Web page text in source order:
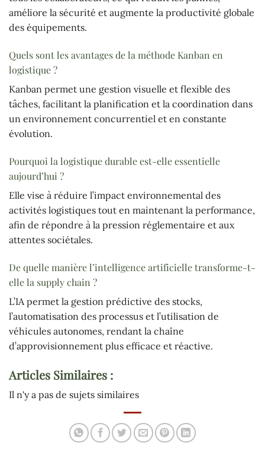
améliore la sécurité et augmente la productivité globale
des équipements.
Quels sont les avantages de la méthode Kanban en
logistique ?
Kanban permet une gestion visuelle et flexible des
tâches, facilitant la planification et la coordination dans
un environnement concurrentiel et en constante
évolution.
Pourquoi la logistique durable est-elle essentielle
aujourd’hui ?
Elle vise à réduire l’impact environnemental des
activités logistiques tout en maintenant la performance,
afin de répondre à la pression réglementaire et aux
attentes sociétales.
De quelle manière l’intelligence artificielle transforme-t-
elle la supply chain ?
L’IA permet la gestion prédictive des stocks,
l’automatisation des processus et l’utilisation de
véhicules autonomes, rendant la chaîne
d’approvisionnement plus efficace et réactive.
Articles Similaires :
Il n'y a pas de sujets similaires